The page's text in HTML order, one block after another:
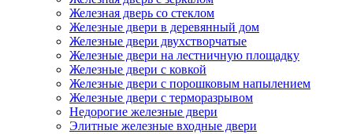
Железная дверь со стеклом
Железные двери в деревянный дом
Железные двери двухстворчатые
Железные двери на лестничную площадку
Железные двери с ковкой
Железные двери с порошковым напылением
Железные двери с терморазрывом
Недорогие железные двери
Элитные железные входные двери